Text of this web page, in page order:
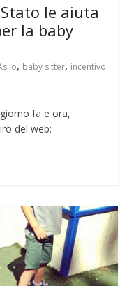
le aiuta
la baby
, baby sitter, incentivo
fa e ora,
del web: